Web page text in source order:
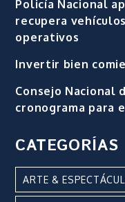
Policía Nacional
recupera
operativos
Invertir bien
Consejo Nacional
cronograma para
CATEGORÍAS
ARTE &